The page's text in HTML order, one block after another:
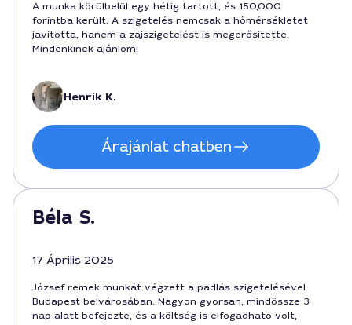
A munka körülbelül egy hétig tartott, és 150,000
forintba került. A szigetelés nemcsak a hőmérsékletet
javította, hanem a zajszigetelést is megerősítette.
Mindenkinek ajánlom!
Henrik K.
Árajánlat chatben
Béla S.
17 Április 2025
József remek munkát végzett a padlás szigetelésével
Budapest belvárosában. Nagyon gyorsan, mindössze 3
nap alatt befejezte, és a költség is elfogadható volt,